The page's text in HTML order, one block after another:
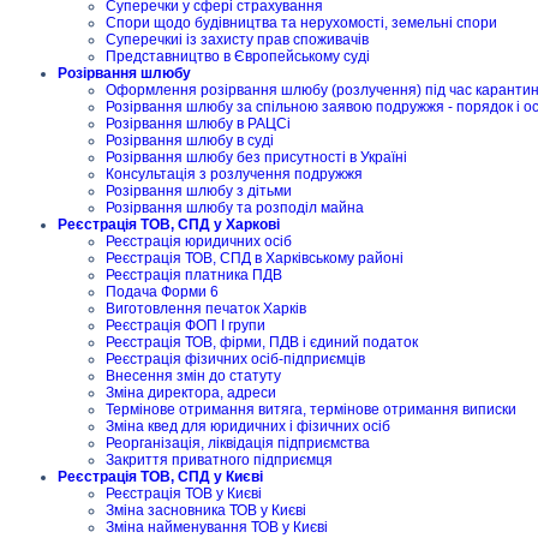
Суперечки у сфері страхування
Спори щодо будівництва та нерухомості, земельні спори
Суперечкиі із захисту прав споживачів
Представництво в Європейському суді
Розірвання шлюбу
Оформлення розірвання шлюбу (розлучення) під час
Розірвання шлюбу за спільною заявою подружжя - порядок і
Розірвання шлюбу в РАЦСі
Розірвання шлюбу в суді
Розірвання шлюбу без присутності в Україні
Консультація з розлучення подружжя
Розірвання шлюбу з дітьми
Розірвання шлюбу та розподіл майна
Реєстрація ТОВ, СПД у Харкові
Реєстрація юридичних осіб
Реєстрація ТОВ, СПД в Харківському районі
Реєстрація платника ПДВ
Подача Форми 6
Виготовлення печаток Харків
Реєстрація ФОП I групи
Реєстрація ТОВ, фірми, ПДВ і єдиний податок
Реєстрація фізичних осіб-підприємців
Внесення змін до статуту
Зміна директора, адреси
Термінове отримання витяга, термінове отримання виписки
Зміна квед для юридичних і фізичних осіб
Реорганізація, ліквідація підприємства
Закриття приватного підприємця
Реєстрація ТОВ, СПД у Києві
Реєстрація ТОВ у Києві
Зміна засновника ТОВ у Києві
Зміна найменування ТОВ у Києві